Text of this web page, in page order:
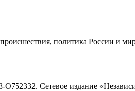
политика России и
Сетевое издание